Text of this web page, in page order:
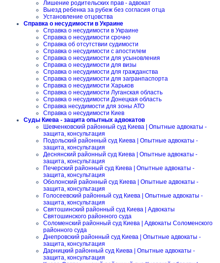
Лишение родительских прав - адвокат
Выезд ребенка за рубеж без согласия отца
Установление отцовства
Справка о несудимости в Украине
Справка о несудимости в Украине
Справка о несудимости срочно
Справка об отсутствии судимости
Справка о несудимости с апостилем
Справка о несудимости для усыновления
Справка о несудимости для визы
Справка о несудимости для гражданства
Справка о несудимости для загранпаспорта
Справка о несудимости Харьков
Справка о несудимости Луганская область
Справка о несудимости Донецкая область
Справка несудимости для зоны АТО
Справка о несудимости Киев
Суды Киева - защита опытных адвокатов
Шевченковский районный суд Киева | Опытные адвокаты -
защита, консультация
Подольский районный суд Киева | Опытные адвокаты -
защита, консультация
Деснянский районный суд Киева | Опытные адвокаты -
защита, консультация
Печерский районный суд Киева | Опытные адвокаты -
защита, консультация
Оболонский районный суд Киева | Опытные адвокаты -
защита, консультация
Голосеевский районный суд Киева | Опытные адвокаты -
защита, консультация
Святошинский районный суд Киева | Адвокаты
Святошинского районного суда
Соломенский районный суд Киева | Адвокаты Соломенского
районного суда
Днепровский районный суд Киева | Опытные адвокаты -
защита, консультация
Дарницкий районный суд Киева | Опытные адвокаты -
защита, консультация